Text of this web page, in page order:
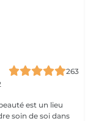
263
est un lieu
soin de soi dans